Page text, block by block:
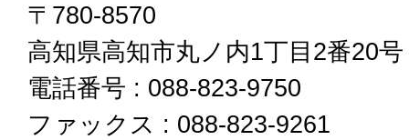
〒780-8570
高知県高知市丸ノ内1丁目2番20号
電話番号 : 088-823-9750
ファックス : 088-823-9261